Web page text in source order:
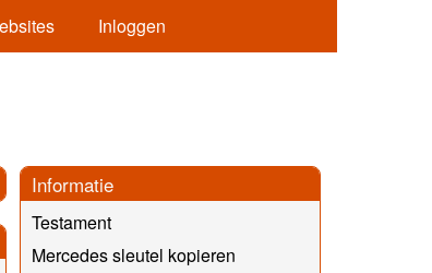
Inloggen
Informatie
Testament
Mercedes sleutel kopieren